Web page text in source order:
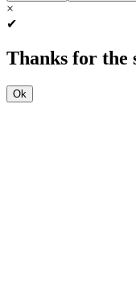
×
✔
Thanks for the
Ok